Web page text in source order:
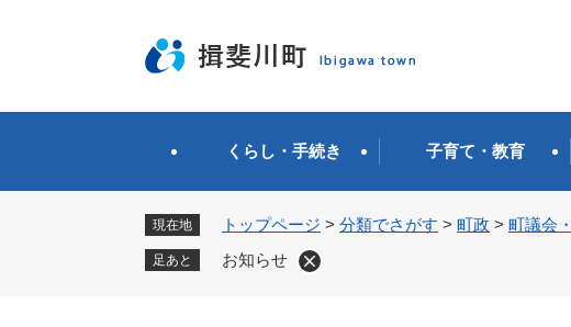
先
す
くらし・手続き 子育て・教育
現在地 トップページ > 分類でさがす > 町政 > 町議会
足あと お知らせ